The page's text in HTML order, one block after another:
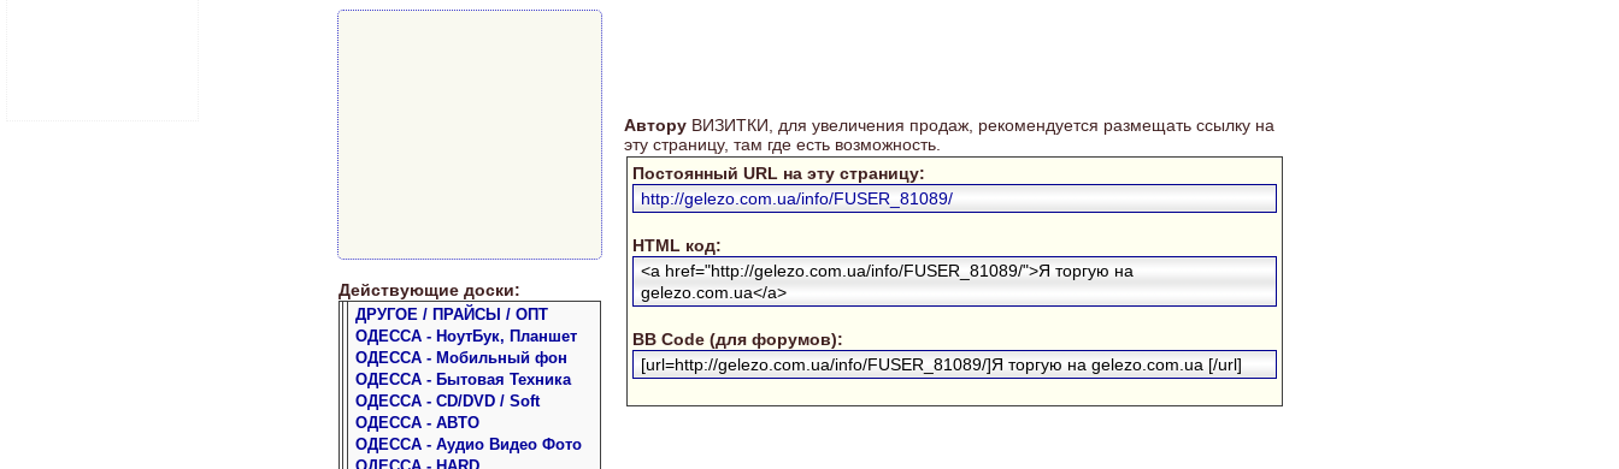
проц
ай фон core i
ssd 256
Действующие доски:
ДРУГОЕ / ПРАЙСЫ / ОПТ
ОДЕССА - НоутБук, Планшет
ОДЕССА - Мобильный фон
ОДЕССА - Бытовая Техника
ОДЕССА - CD/DVD / Soft
ОДЕССА - АВТО
ОДЕССА - Аудио Видео Фото
АвторуВИЗИТКИ, для увеличения продаж, рекомендуется размещать ссылку на
эту страницу, там где есть возможность.
Постоянный URL на эту страницу:
http://gelezo.com.ua/info/FUSER_81089/
HTML код:
<a href="http://gelezo.com.ua/info/FUSER_81089/">Я торгую на
gelezo.com.ua</a>
BB Code (для форумов):
[url=http://gelezo.com.ua/info/FUSER_81089/]Я торгую на gelezo.com.ua [/url]